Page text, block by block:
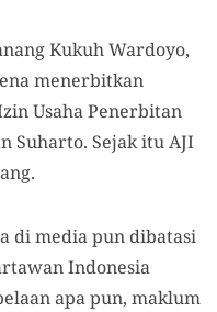
Kukuh Wardoyo,
menerbitkan
Usaha Penerbitan
Suharto. Sejak itu AJI
di media pun dibatasi
Indonesia
apa pun, maklum